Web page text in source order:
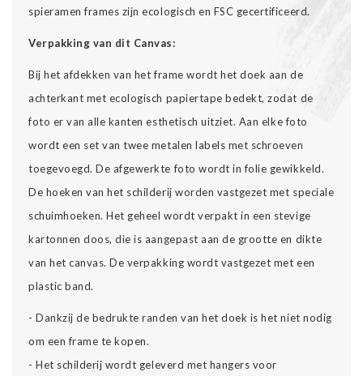
spieramen frames zijn ecologisch en FSC gecertificeerd.
Verpakking van dit Canvas:
Bij het afdekken van het frame wordt het doek aan de
achterkant met ecologisch papiertape bedekt, zodat de
foto er van alle kanten esthetisch uitziet. Aan elke foto
wordt een set van twee metalen labels met schroeven
toegevoegd. De afgewerkte foto wordt in folie gewikkeld.
De hoeken van het schilderij worden vastgezet met speciale
schuimhoeken. Het geheel wordt verpakt in een stevige
kartonnen doos, die is aangepast aan de grootte en dikte
van het canvas. De verpakking wordt vastgezet met een
plastic band.
- Dankzij de bedrukte randen van het doek is het niet nodig
om een frame te kopen.
- Het schilderij wordt geleverd met hangers voor